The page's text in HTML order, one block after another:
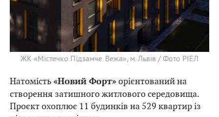
ЖК «Містечко Підзамче. Вежа», м. Львів / Фото РІЕЛ
Натомість«Новий Форт»орієнтований на
створення затишного житлового середовища.
Проєкт охоплює 11 будинків на 529 квартир із